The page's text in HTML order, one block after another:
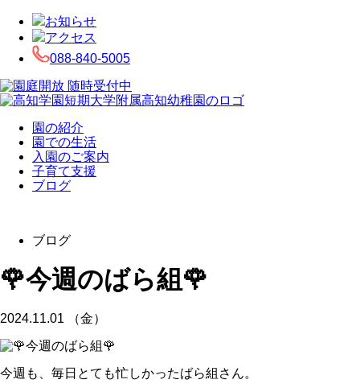
お知らせ
アクセス
088-840-5005
園の紹介
園での生活
入園のご案内
子育て支援
ブログ
ブログ
🌹今週のばら組🌹
2024.11.01 （金）
今週も、毎日とても忙しかったばら組さん。